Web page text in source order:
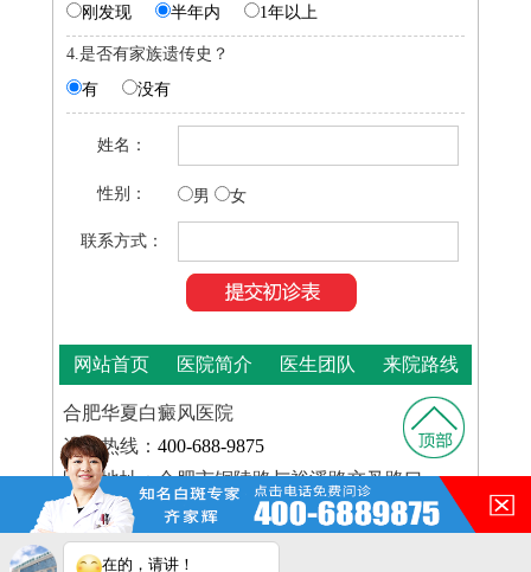
刚发现
半年内 1年以上
4.是否有家族遗传史？
有
没有
姓名：
性别： 男 女
联系方式：
网站首页 医院简介 医生团队 来院路线
合肥华夏白癜风医院
咨询热线： 400-688-9875
医院地址：合肥市铜陵路与裕溪路交叉路口
Copyright © 2025合肥华夏白癜风医院版权所有 皖ICP
备16014022号-11
在的，请讲！
您的白斑在什么部位？